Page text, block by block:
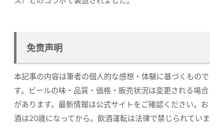
免责声明
本記事の内容は筆者の個人的な感想・体験に基づくもので
す。ビールの味・品質・価格・販売状況は変更される場合
があります。最新情報は公式サイトをご確認ください。お
酒は20歳になってから。飲酒運転は法律で禁じられていま